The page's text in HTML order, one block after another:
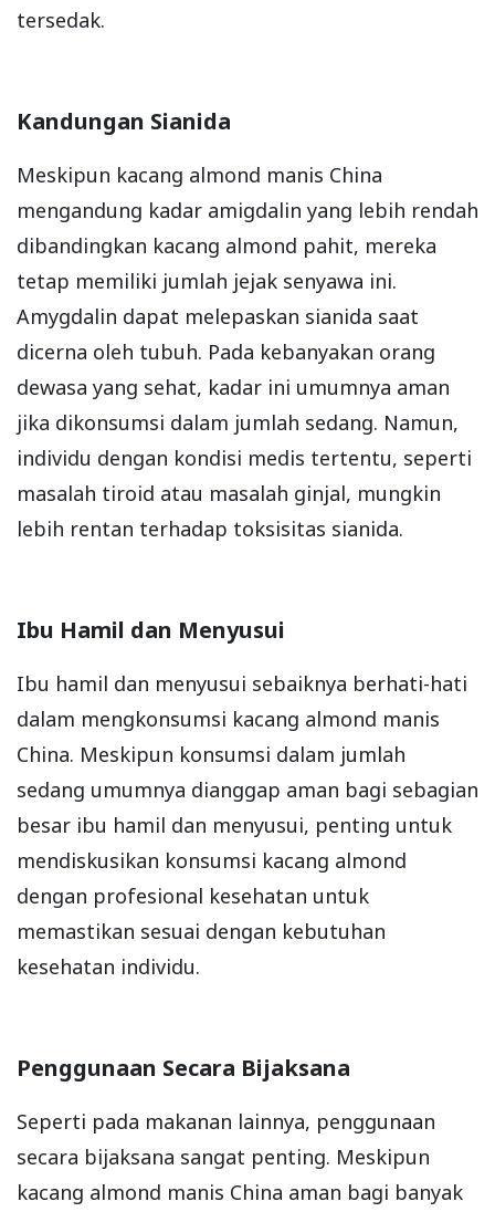
tersedak.
Kandungan Sianida
Meskipun kacang almond manis China
mengandung kadar amigdalin yang lebih rendah
dibandingkan kacang almond pahit, mereka
tetap memiliki jumlah jejak senyawa ini.
Amygdalin dapat melepaskan sianida saat
dicerna oleh tubuh. Pada kebanyakan orang
dewasa yang sehat, kadar ini umumnya aman
jika dikonsumsi dalam jumlah sedang. Namun,
individu dengan kondisi medis tertentu, seperti
masalah tiroid atau masalah ginjal, mungkin
lebih rentan terhadap toksisitas sianida.
Ibu Hamil dan Menyusui
Ibu hamil dan menyusui sebaiknya berhati-hati
dalam mengkonsumsi kacang almond manis
China. Meskipun konsumsi dalam jumlah
sedang umumnya dianggap aman bagi sebagian
besar ibu hamil dan menyusui, penting untuk
mendiskusikan konsumsi kacang almond
dengan profesional kesehatan untuk
memastikan sesuai dengan kebutuhan
kesehatan individu.
Penggunaan Secara Bijaksana
Seperti pada makanan lainnya, penggunaan
secara bijaksana sangat penting. Meskipun
kacang almond manis China aman bagi banyak